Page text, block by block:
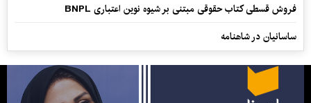
فروش قسطی کتاب حقوقی مبتنی بر شیوه نوین اعتباری BNPL
ساسانیان در شاهنامه